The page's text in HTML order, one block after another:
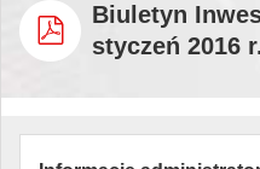
Biuletyn
styczeń 2016